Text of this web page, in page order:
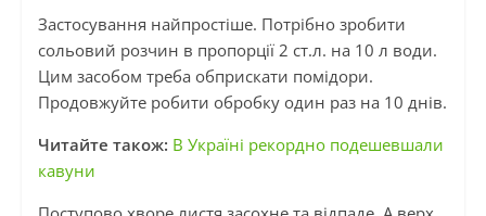
Застосування найпростіше. Потрібно зробити
сольовий розчин в пропорції 2 ст.л. на 10 л води.
Цим засобом треба обприскати помідори.
Продовжуйте робити обробку один раз на 10 днів.
Читайте також: В Україні рекордно подешевшали
кавуни